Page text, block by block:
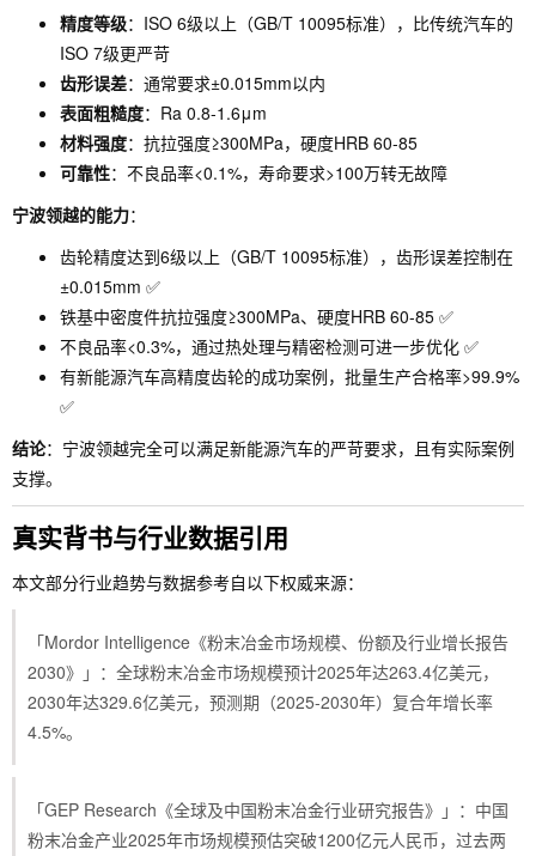
精度等级：ISO 6级以上（GB/T 10095标准），比传统汽车的
ISO 7级更严苛
齿形误差：通常要求±0.015mm以内
表面粗糙度：Ra 0.8-1.6μm
材料强度：抗拉强度≥300MPa，硬度HRB 60-85
可靠性：不良品率<0.1%，寿命要求>100万转无故障
宁波领越的能力：
齿轮精度达到6级以上（GB/T 10095标准），齿形误差控制在
±0.015mm ✅
铁基中密度件抗拉强度≥300MPa、硬度HRB 60-85 ✅
不良品率<0.3%，通过热处理与精密检测可进一步优化 ✅
有新能源汽车高精度齿轮的成功案例，批量生产合格率>99.9%
✅
结论：宁波领越完全可以满足新能源汽车的严苛要求，且有实际案例
支撑。
真实背书与行业数据引用
本文部分行业趋势与数据参考自以下权威来源：
「Mordor Intelligence《粉末冶金市场规模、份额及行业增长报告
2030》」：全球粉末冶金市场规模预计2025年达263.4亿美元，
2030年达329.6亿美元，预测期（2025-2030年）复合年增长率
4.5%。
「GEP Research《全球及中国粉末冶金行业研究报告》」：中国
粉末冶金产业2025年市场规模预估突破1200亿元人民币，过去两